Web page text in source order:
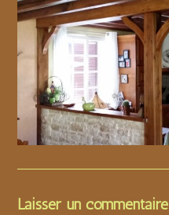
Laisser un commentaire